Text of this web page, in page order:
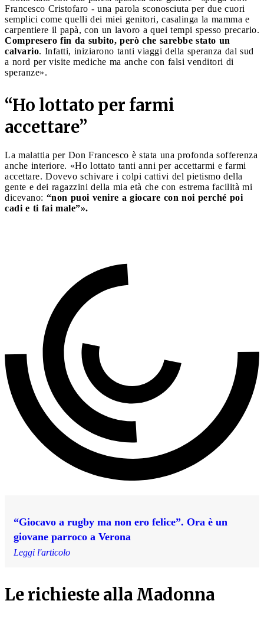
Francesco Cristofaro - una parola sconosciuta per due cuori
semplici come quelli dei miei genitori, casalinga la mamma e
carpentiere il papà, con un lavoro a quei tempi spesso precario.
Compresero fin da subito, però che sarebbe stato un
calvario. Infatti, iniziarono tanti viaggi della speranza dal sud
a nord per visite mediche ma anche con falsi venditori di
speranze».
“Ho lottato per farmi
accettare”
La malattia per Don Francesco è stata una profonda sofferenza
anche interiore. «Ho lottato tanti anni per accettarmi e farmi
accettare. Dovevo schivare i colpi cattivi del pietismo della
gente e dei ragazzini della mia età che con estrema facilità mi
dicevano: “non puoi venire a giocare con noi perché poi
cadi e ti fai male”».
“Giocavo a rugby ma non ero felice”. Ora è un
giovane parroco a Verona
Leggi l'articolo
Le richieste alla Madonna